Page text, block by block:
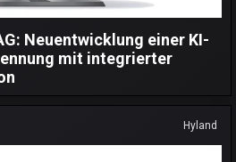
Neuentwicklung einer KI-
mit integrierter
Hyland